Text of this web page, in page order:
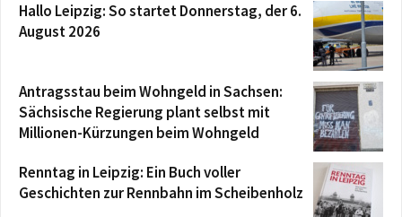
Hallo Leipzig: So startet Donnerstag, der 6.
August 2026
Antragsstau beim Wohngeld in Sachsen:
Sächsische Regierung plant selbst mit
Millionen-Kürzungen beim Wohngeld
Renntag in Leipzig: Ein Buch voller
Geschichten zur Rennbahn im Scheibenholz